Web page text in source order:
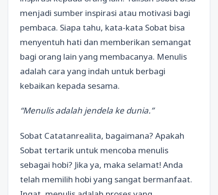
menjadi sumber inspirasi atau motivasi bagi
pembaca. Siapa tahu, kata-kata Sobat bisa
menyentuh hati dan memberikan semangat
bagi orang lain yang membacanya. Menulis
adalah cara yang indah untuk berbagi
kebaikan kepada sesama.
“Menulis adalah jendela ke dunia.”
Sobat Catatanrealita, bagaimana? Apakah
Sobat tertarik untuk mencoba menulis
sebagai hobi? Jika ya, maka selamat! Anda
telah memilih hobi yang sangat bermanfaat.